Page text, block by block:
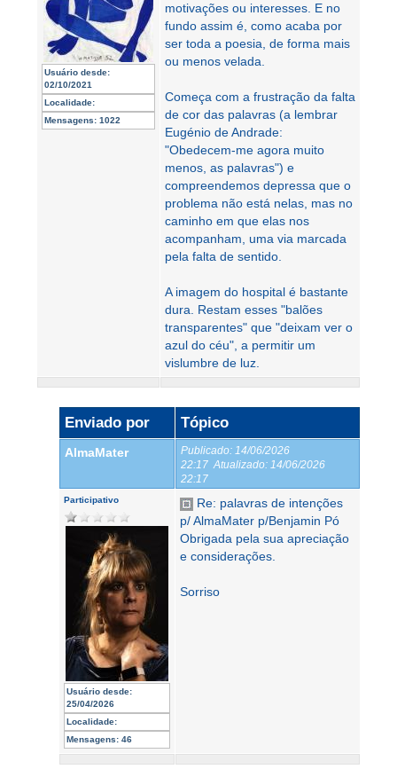
Usuário desde:
02/10/2021
Localidade:
Mensagens: 1022
motivações ou interesses. E no
fundo assim é, como acaba por
ser toda a poesia, de forma mais
ou menos velada.
Começa com a frustração da falta
de cor das palavras (a lembrar
Eugénio de Andrade:
"Obedecem-me agora muito
menos, as palavras") e
compreendemos depressa que o
problema não está nelas, mas no
caminho em que elas nos
acompanham, uma via marcada
pela falta de sentido.
A imagem do hospital é bastante
dura. Restam esses "balões
transparentes" que "deixam ver o
azul do céu", a permitir um
vislumbre de luz.
Enviado por Tópico
AlmaMater Publicado: 14/06/2026
22:17 Atualizado: 14/06/2026
22:17
Participativo
Usuário desde:
25/04/2026
Localidade:
Mensagens: 46
Re: palavras de intenções
p/ AlmaMater p/Benjamin Pó
Obrigada pela sua apreciação
e considerações.
Sorriso